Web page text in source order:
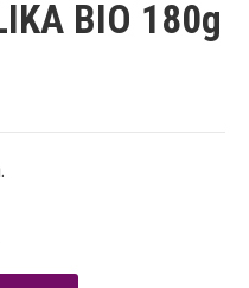
BIO 180g